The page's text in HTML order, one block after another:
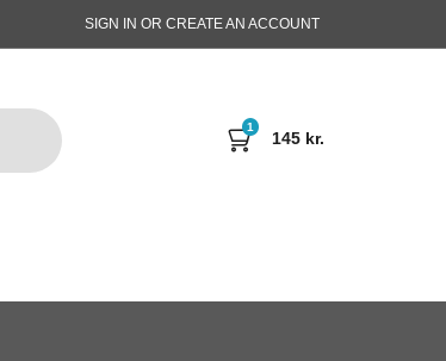
SIGN IN OR CREATE AN ACCOUNT
1
145 kr.